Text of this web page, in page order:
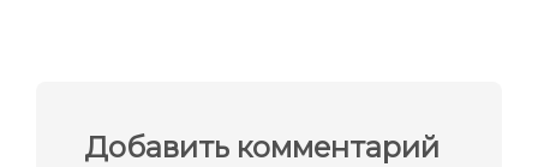
Добавить комментарий